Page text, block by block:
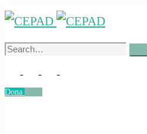
Search
Dona